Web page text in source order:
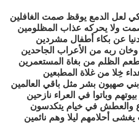
لعل الدمع يوقظ صمت الغافلين
ولا يحركه عذاب المظلومين
عن بكاء أطفال مشردين
وخان ربه من الأعراب الجاحدين
الظلم من بغاة المستعمرين
خِلا من غلاة المطبعين
صهيون بشر مثل باقي العالمين
وباتوا في العراء نازحين
والعطش في خيام يتكدسون
يغشى أحلامهم ليلا وهم نائمين